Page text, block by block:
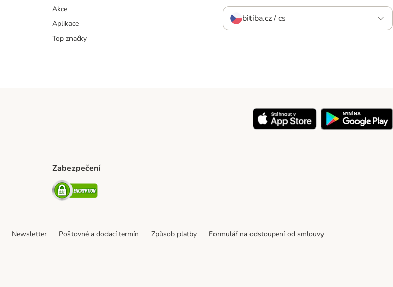
Akce
Aplikace
Top značky
bitiba.cz / cs
Zabezpečení
Security
Newsletter Poštovné a dodací termín Způsob platby
Formulář na odstoupení od smlouvy